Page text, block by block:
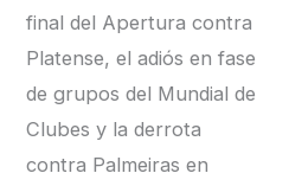
final del Apertura contra
Platense, el adiós en fase
de grupos del Mundial de
Clubes y la derrota
contra Palmeiras en